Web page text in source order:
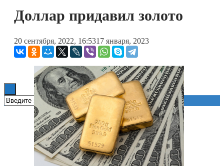
Технологии
ESG
Доллар придавил золото
20 сентября, 2022, 16:5317 января, 2023